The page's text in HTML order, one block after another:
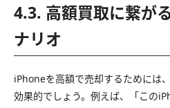
4.3. 高額買取に繋が
ナリオ
iPhoneを高額で売却するためには
効果的でしょう。例えば、「この